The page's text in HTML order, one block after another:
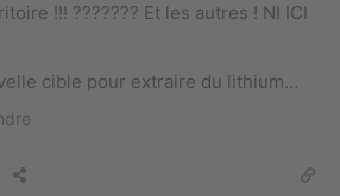
!!! ?????️?? Et les autres ! NI ICI
cible pour extraire du lithium…